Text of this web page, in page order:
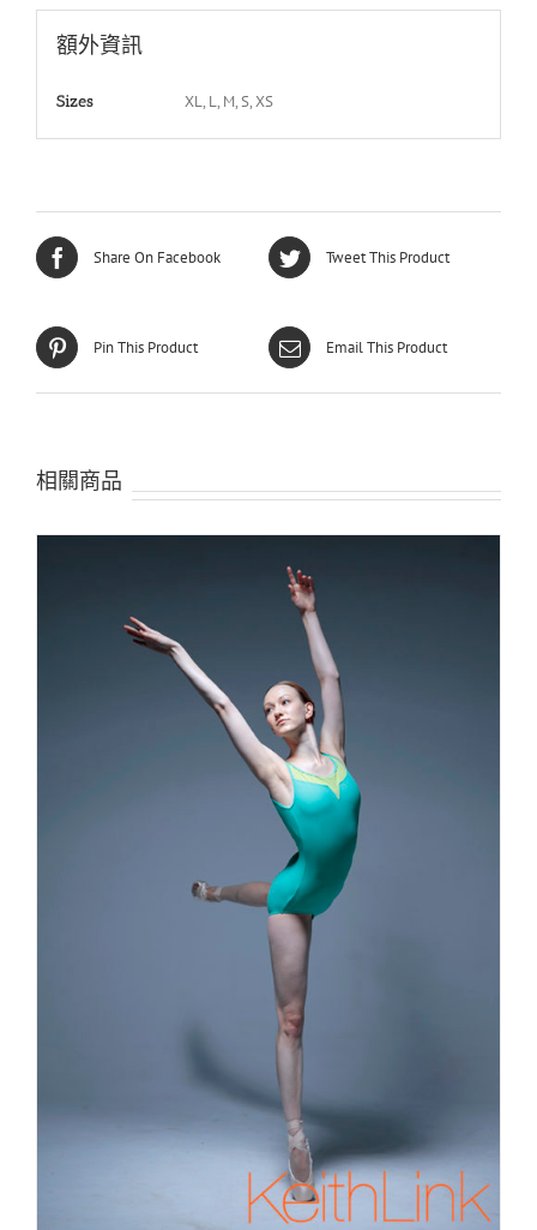
額外資訊
Sizes XL, L, M, S, XS
Share On Facebook Tweet This Product
Pin This Product Email This Product
相關商品